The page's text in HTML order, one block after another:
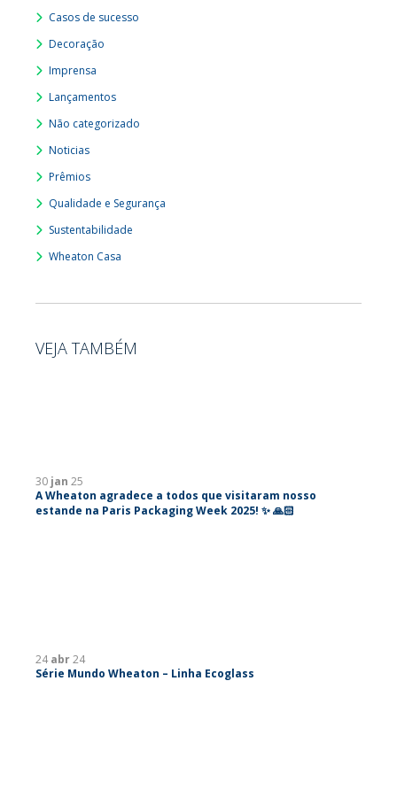
Casos de sucesso
Decoração
Imprensa
Lançamentos
Não categorizado
Noticias
Prêmios
Qualidade e Segurança
Sustentabilidade
Wheaton Casa
VEJA TAMBÉM
30 jan 25
A Wheaton agradece a todos que visitaram nosso
estande na Paris Packaging Week 2025! ✨ 🙏🏻
24abr24
Série Mundo Wheaton – Linha Ecoglass